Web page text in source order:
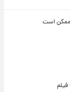
ممکن است